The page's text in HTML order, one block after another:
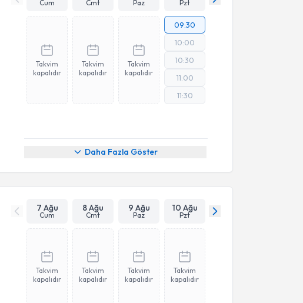
Cum Cmt Paz Pzt
Takvim
kapalıdır
Takvim
kapalıdır
Takvim
kapalıdır
09:30
10:00
10:30
11:00
11:30
Daha Fazla Göster
7 Ağu
Cum
8 Ağu
Cmt
9 Ağu
Paz
10 Ağu
Pzt
Takvim
kapalıdır
Takvim
kapalıdır
Takvim
kapalıdır
Takvim
kapalıdır